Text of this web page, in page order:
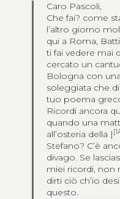
Caro Pascoli,
Che fai? come
l’altro giorno
qui a Roma,
ti fai vedere mai
cercato un
Bologna con
soleggiata che
tuo poema
Ricordi ancora
quando una
all’osteria della |
Stefano? C’è
divago. Se
miei ricordi, non
dirti ciò ch’io
questo.